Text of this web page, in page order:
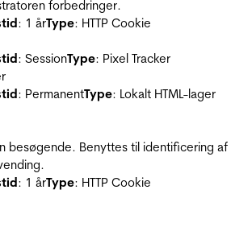
forbedringer.
: 1 årType: HTTP Cookie
: SessionType: Pixel Tracker
: PermanentType: Lokalt HTML-lager
besøgende. Benyttes til identificering af
: 1 årType: HTTP Cookie